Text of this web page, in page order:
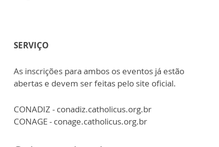
SERVIÇO
As inscrições para ambos os eventos já estão
abertas e devem ser feitas pelo site oficial.
CONADIZ - conadiz.catholicus.org.br
CONAGE - conage.catholicus.org.br